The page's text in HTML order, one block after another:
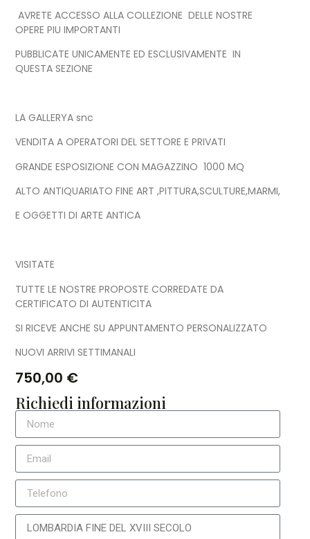
AVRETE ACCESSO ALLA COLLEZIONE DELLE NOSTRE
OPERE PIU IMPORTANTI
PUBBLICATE UNICAMENTE ED ESCLUSIVAMENTE IN
QUESTA SEZIONE
LA GALLERYA snc
VENDITA A OPERATORI DEL SETTORE E PRIVATI
GRANDE ESPOSIZIONE CON MAGAZZINO 1000 MQ
ALTO ANTIQUARIATO FINE ART ,PITTURA,SCULTURE,MARMI,
E OGGETTI DI ARTE ANTICA
VISITATE
TUTTE LE NOSTRE PROPOSTE CORREDATE DA
CERTIFICATO DI AUTENTICITA
SI RICEVE ANCHE SU APPUNTAMENTO PERSONALIZZATO
NUOVI ARRIVI SETTIMANALI
750,00 €
Richiedi informazioni